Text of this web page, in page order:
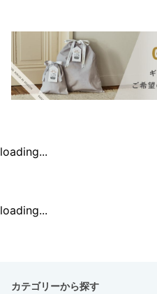
loading...
loading...
カテゴリーから探す